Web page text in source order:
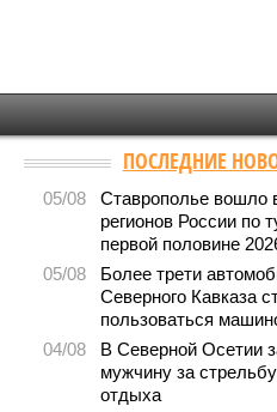
ПОСЛЕДНИЕ
05/08
Ставрополье вошло
регионов России по
первой половине
05/08
Более трети
Северного Кавказа
пользоваться
04/08
В Северной Осетии
мужчину за
отдыха